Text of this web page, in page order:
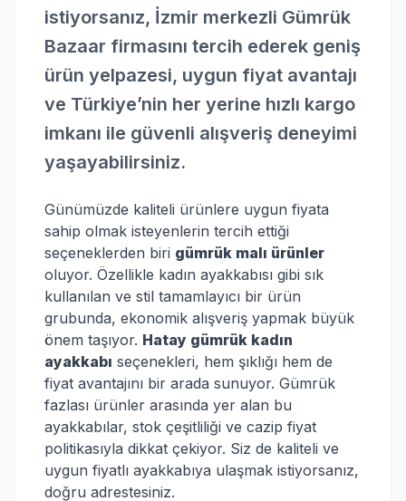
istiyorsanız, İzmir merkezli Gümrük
Bazaar firmasını tercih ederek geniş
ürün yelpazesi, uygun fiyat avantajı
ve Türkiye’nin her yerine hızlı kargo
imkanı ile güvenli alışveriş deneyimi
yaşayabilirsiniz.
Günümüzde kaliteli ürünlere uygun fiyata
sahip olmak isteyenlerin tercih ettiği
seçeneklerden biri gümrük malı ürünler
oluyor. Özellikle kadın ayakkabısı gibi sık
kullanılan ve stil tamamlayıcı bir ürün
grubunda, ekonomik alışveriş yapmak büyük
önem taşıyor. Hatay gümrük kadın
ayakkabı seçenekleri, hem şıklığı hem de
fiyat avantajını bir arada sunuyor. Gümrük
fazlası ürünler arasında yer alan bu
ayakkabılar, stok çeşitliliği ve cazip fiyat
politikasıyla dikkat çekiyor. Siz de kaliteli ve
uygun fiyatlı ayakkabıya ulaşmak istiyorsanız,
doğru adrestesiniz.